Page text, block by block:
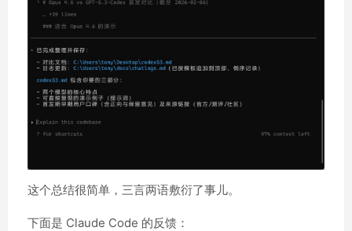
这个总结很简单，三言两语敷衍了事儿。
下面是 Claude Code 的反馈：